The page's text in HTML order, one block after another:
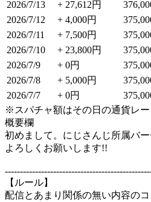
2026/7/13
+ 27,612円
2026/7/12
+ 4,000円
2026/7/11
+ 7,500円
2026/7/10
+ 23,800円
2026/7/9
+ 0円
2026/7/8
+ 5,000円
2026/7/7
+ 0円
※スパチャ額はその日の通貨レ
概要欄
初めまして。にじさんじ所属バ
よろしくお願いします!!
【ルール】
配信とあまり関係の無い内容のコ